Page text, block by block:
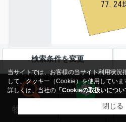
高崎市中泉町
高崎市中泉町売地
2,000万円
- / 255.37㎡ / -
上越線「井野」駅 徒歩38分
上越
検索条件を変更
物件検索 LINEする
当サイトでは、お客様の当サイト利用状況
して、クッキー（Cookie）を使用していま
詳しくは、当社の 「Cookieの取扱いにつ
閉じる